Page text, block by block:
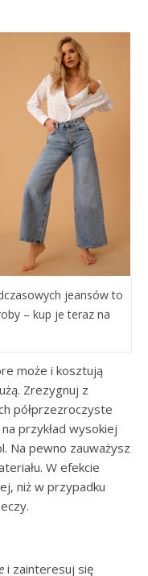
jeansów to
– kup je teraz na
może i kosztują
Zrezygnuj z
półprzezroczyste
przykład wysokiej
Na pewno zauważysz
W efekcie
niż w przypadku
i zainteresuj się